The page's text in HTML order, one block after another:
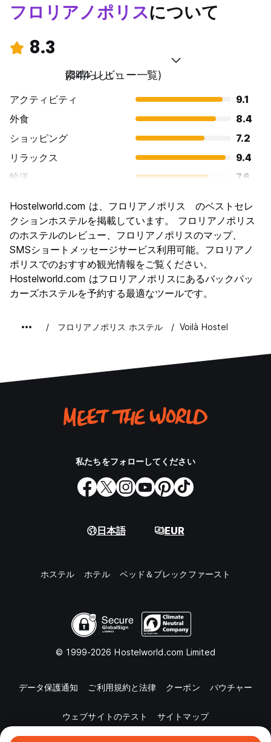
フロリアノポリスについて
8.3
素晴らしい
(344 レビュー一覧)
アクティビティ
9.1
外食
8.4
ショッピング
7.2
リラックス
9.4
輸送
7.6
文化
7.8
ナイトライフ
コストパフォーマンス
8.3
Hostelworld.com は、フロリアノポリス のベストセレ
クションホステルを掲載しています。 フロリアノポリス
のホステルのレビュー、フロリアノポリスのマップ、
SMSショートメッセージサービス利用可能。フロリアノ
ポリスでのおすすめ観光情報をご覧ください。
Hostelworld.com はフロリアノポリスにあるバックパッ
カーズホステルを予約する最適なツールです。
フロリアノポリス ホステル Voilà Hostel
私たちをフォローしてください
日本語 EUR
ホステル ホテル ベッド＆ブレックファースト
© 1999-2026 Hostelworld.com Limited
データ保護通知 ご利用規約と法律 クーポン バウチャー
ウェブサイトのテスト サイトマップ